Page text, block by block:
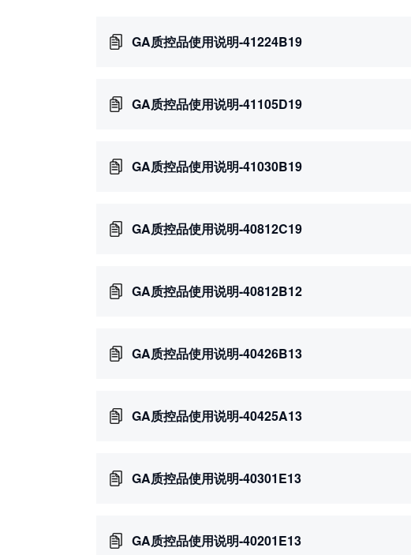
GA质控品使用说明-41224B19
GA质控品使用说明-41105D19
GA质控品使用说明-41030B19
GA质控品使用说明-40812C19
GA质控品使用说明-40812B12
GA质控品使用说明-40426B13
GA质控品使用说明-40425A13
GA质控品使用说明-40301E13
GA质控品使用说明-40201E13